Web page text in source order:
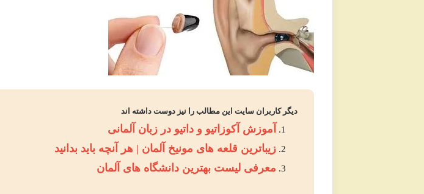
دیگر کاربران سایت این مطالب را نیز دوست داشته اند
آموزش آکوزاتیو و داتیو در زبان آلمانی
زیباترین قلعه های مونیخ آلمان | هر آنچه باید بدانید
معرفی لیست بهترین دانشگاه های آلمان